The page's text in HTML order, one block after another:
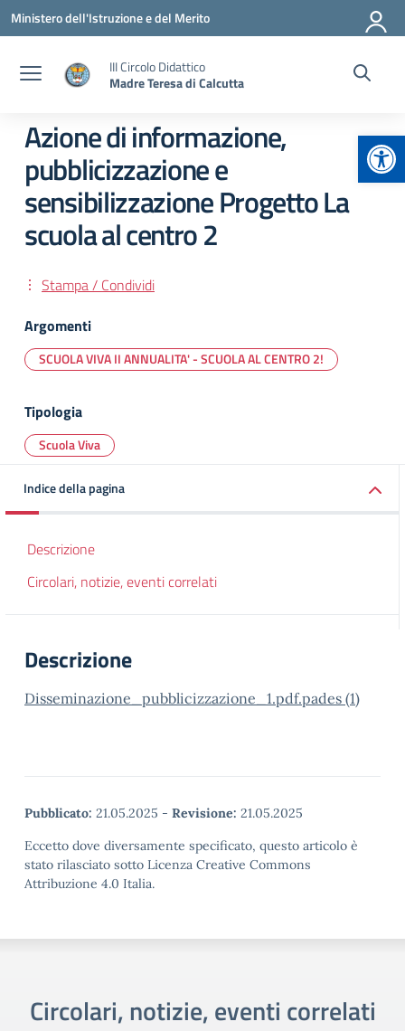
Vai ai contenuti
Vai al menu di navigazione
Vai al footer
Ministero dell'Istruzione e del Merito
III Circolo Didattico
Madre Teresa di Calcutta
Azione di informazione,
pubblicizzazione e
sensibilizzazione Progetto La
scuola al centro 2
Stampa / Condividi
Argomenti
SCUOLA VIVA II ANNUALITA' - SCUOLA AL CENTRO 2!
Tipologia
Scuola Viva
Indice della pagina
Descrizione
Circolari, notizie, eventi correlati
Descrizione
Disseminazione_pubblicizzazione_1.pdf.pades (1)
Pubblicato: 21.05.2025 - Revisione: 21.05.2025
Eccetto dove diversamente specificato, questo articolo è
stato rilasciato sotto Licenza Creative Commons
Attribuzione 4.0 Italia.
Circolari, notizie, eventi correlati